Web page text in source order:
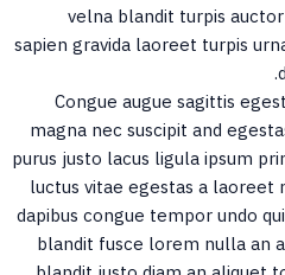
velna blandit turpis
sapien gravida laoreet turpis
Congue augue sagittis
magna nec suscipit and
purus justo lacus ligula ipsum
luctus vitae egestas a
dapibus congue tempor undo
blandit fusce lorem nulla